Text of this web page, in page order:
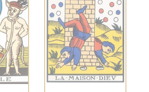
votre
ou
libération. La
Maison-Dieu peut
indiquer des
changements
dramatiques mais
nécessaires.